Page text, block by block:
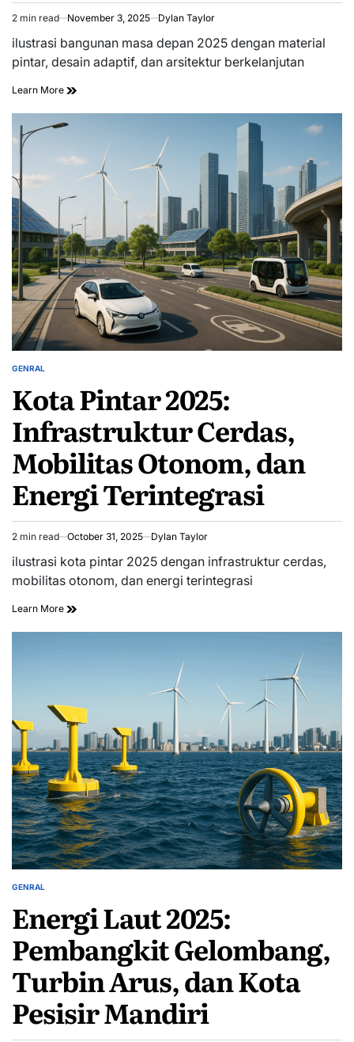
Estimated
read
time
2 min read November 3, 2025 Dylan Taylor
ilustrasi bangunan masa depan 2025 dengan material
pintar, desain adaptif, dan arsitektur berkelanjutan
Learn More
POSTED
GENRAL
Kota Pintar 2025:
Infrastruktur Cerdas,
Mobilitas Otonom, dan
Energi Terintegrasi
Estimated
read
time
2 min read October 31, 2025 Dylan Taylor
ilustrasi kota pintar 2025 dengan infrastruktur cerdas,
mobilitas otonom, dan energi terintegrasi
Learn More
POSTED
GENRAL
Energi Laut 2025:
Pembangkit Gelombang,
Turbin Arus, dan Kota
Pesisir Mandiri